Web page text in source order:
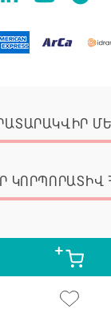
ԿՈՐՊՈՐԱՏԻՎ
Bookstore, all